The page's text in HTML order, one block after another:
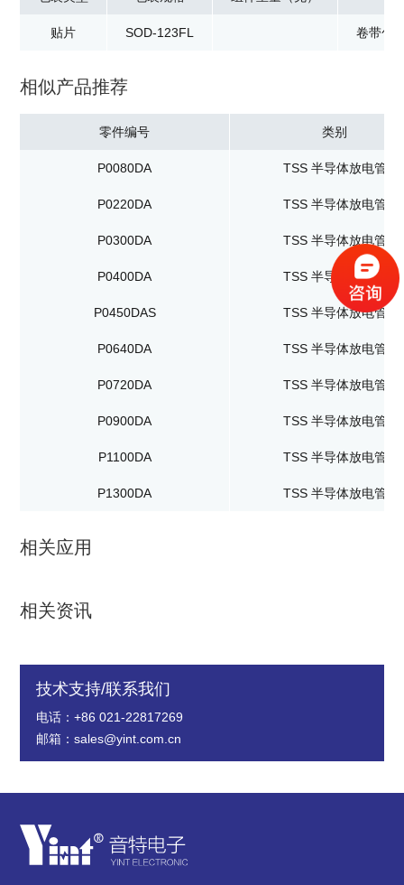
贴片 SOD-123FL 卷带包
相似产品推荐
零件编号 类别
P0080DA TSS 半导体放电管
P0220DA TSS 半导体放电管
P0300DA TSS 半导体放电管
P0400DA TSS 半导体放电管
P0450DAS TSS 半导体放电管
P0640DA TSS 半导体放电管
P0720DA TSS 半导体放电管
P0900DA TSS 半导体放电管
P1100DA TSS 半导体放电管
P1300DA TSS 半导体放电管
相关应用
相关资讯
技术支持/联系我们
电话：+86 021-22817269
邮箱：sales@yint.com.cn